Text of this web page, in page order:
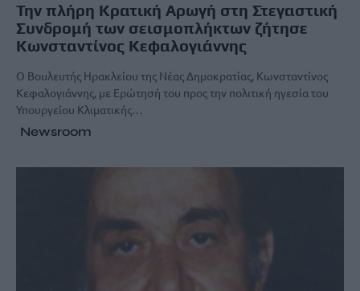
Την πλήρη Κρατική Αρωγή στη Στεγαστική
Συνδρομή των σεισμοπλήκτων ζήτησε
Κωνσταντίνος Κεφαλογιάννης
Ο Βουλευτής Ηρακλείου της Νέας Δημοκρατίας, Κωνσταντίνος
Κεφαλογιάννης, με Ερώτησή του προς την πολιτική ηγεσία του
Υπουργείου Κλιματικής…
Newsroom